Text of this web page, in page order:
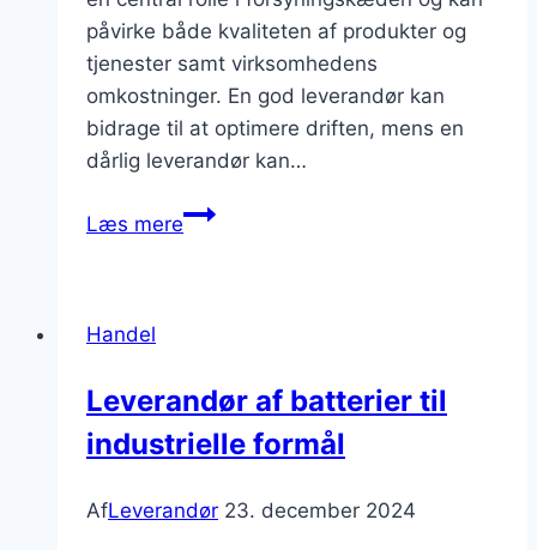
påvirke både kvaliteten af produkter og
tjenester samt virksomhedens
omkostninger. En god leverandør kan
bidrage til at optimere driften, mens en
dårlig leverandør kan…
Læs mereHvordan
til
sit
Handel
Leverandør af batterier til
industrielle formål
AfLeverandør 23. december 2024